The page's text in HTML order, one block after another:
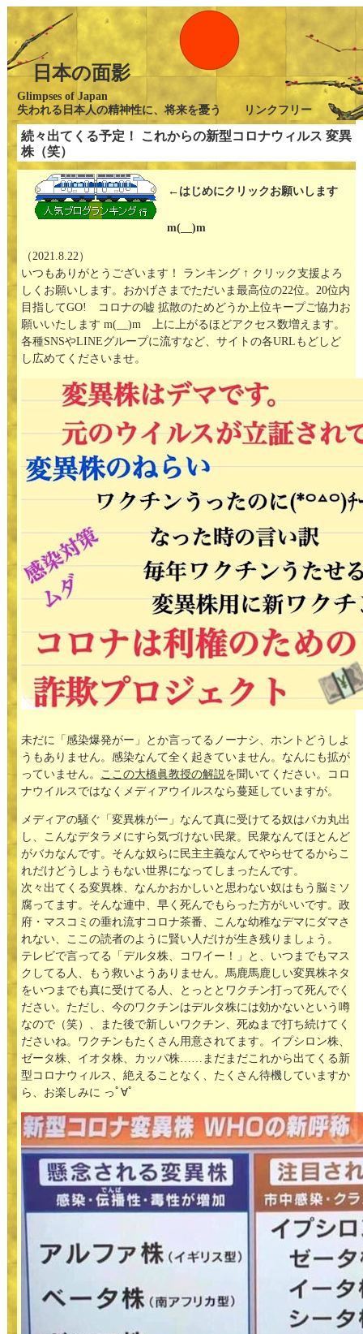
日本の面影
Glimpses of Japan
失われる日本人の精神性に、将来を憂う リンクフリー
続々出てくる予定！ これからの新型コロナウィルス 変異
株（笑）
←はじめにクリックお願いします
m(__)m
（2021.8.22）
いつもありがとうございます！ ランキング ↑ クリック支援よろ
しくお願いします。おかげさまでただいま最高位の22位。20位内
目指してGO! コロナの嘘 拡散のためどうか上位キープご協力お
願いいたします m(__)m 上に上がるほどアクセス数増えます。
各種SNSやLINEグループに流すなど、サイトの各URLもどしど
し広めてくださいませ。
未だに「感染爆発がー」とか言ってるノーナシ、ホントどうしよ
うもありません。感染なんて全く起きていません。なんにも拡が
っていません。 ここの大橋眞教授の解説を聞いてください。コロ
ナウイルスではなくメディアウイルスなら蔓延していますが。
メディアの騒ぐ「変異株がー」なんて真に受けてる奴はバカ丸出
し、こんなデタラメにすら気づけない民衆。民衆なんてほとんど
がバカなんです。そんな奴らに民主主義なんてやらせてるからこ
れだけどうしようもない世界になってしまったんです。
次々出てくる変異株、なんかおかしいと思わない奴はもう脳ミソ
腐ってます。そんな連中、早く死んでもらった方がいいです。政
府・マスコミの垂れ流すコロナ茶番、こんな幼稚なデマにダマさ
れない、ここの読者のように賢い人だけが生き残りましょう。
テレビで言ってる「デルタ株、コワイー！」と、いつまでもマス
クしてる人、もう救いようありません。馬鹿馬鹿しい変異株ネタ
をいつまでも真に受けてる人、とっととワクチン打って死んでく
ださい。ただし、今のワクチンはデルタ株には効かないという噂
なので（笑）、また後で新しいワクチン、死ぬまで打ち続けてく
ださいね。ワクチンもたくさん用意されてます。イプシロン株、
ゼータ株、イオタ株、カッパ株……まだまだこれから出てくる新
型コロナウィルス、絶えることなく、たくさん待機していますか
ら、お楽しみに っﾟ∀ﾟ